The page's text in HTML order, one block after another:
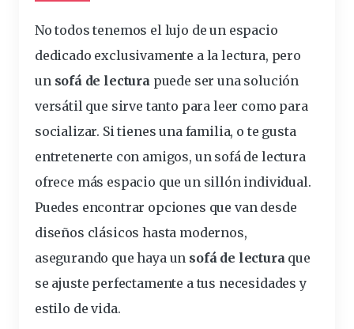
No todos tenemos el lujo de un espacio
dedicado exclusivamente a la lectura, pero
un sofá de lecturapuede ser una solución
versátil que sirve tanto para leer como para
socializar. Si tienes una familia, o te gusta
entretenerte con amigos, un sofá de lectura
ofrece más espacio que un sillón individual.
Puedes encontrar opciones que van desde
diseños clásicos hasta modernos,
asegurando que haya un sofá de lecturaque
se ajuste perfectamente a tus necesidades y
estilo de vida.